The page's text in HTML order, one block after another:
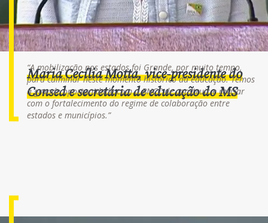
“A mobilização nos estados foi Grande, por muito tempo,
para culminar neste momento histórico da educação. Temos
a grande oportunidade com a BNCC de construir e revisar
com o fortalecimento do regime de colaboração entre
estados e municípios.”
Maria Cecília Motta, vice-presidente do
Consed e secretária de educação do MS